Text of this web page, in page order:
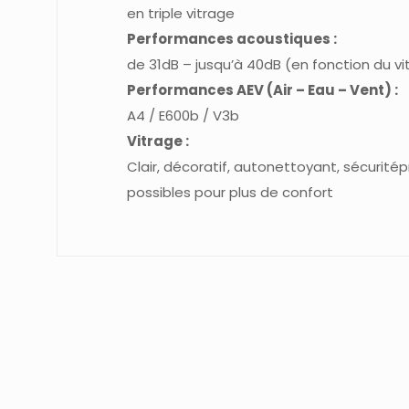
en triple vitrage
Performances acoustiques :
de 31dB – jusqu’à 40dB (en fonction du
Performances AEV (Air – Eau – Vent) :
A4 / E600b / V3b
Vitrage :
Clair, décoratif, autonettoyant, sécurité
possibles pour plus de confort